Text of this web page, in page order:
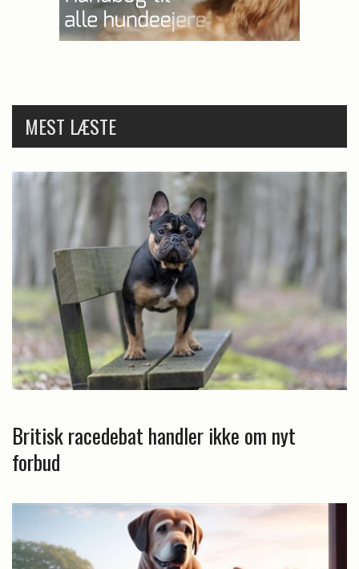
MEST LÆSTE
Britisk racedebat handler ikke om nyt
forbud